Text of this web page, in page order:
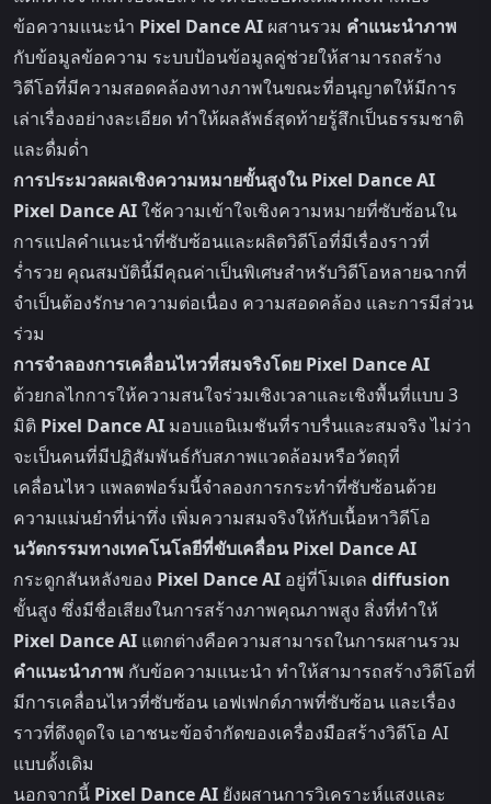
ข้อความแนะนำ Pixel Dance AI ผสานรวม คำแนะนำภาพ
กับข้อมูลข้อความ ระบบป้อนข้อมูลคู่ช่วยให้สามารถสร้าง
วิดีโอที่มีความสอดคล้องทางภาพในขณะที่อนุญาตให้มีการ
เล่าเรื่องอย่างละเอียด ทำให้ผลลัพธ์สุดท้ายรู้สึกเป็นธรรมชาติ
และดื่มด่ำ
การประมวลผลเชิงความหมายขั้นสูงใน Pixel Dance AI
Pixel Dance AIใช้ความเข้าใจเชิงความหมายที่ซับซ้อนใน
การแปลคำแนะนำที่ซับซ้อนและผลิตวิดีโอที่มีเรื่องราวที่
ร่ำรวย คุณสมบัตินี้มีคุณค่าเป็นพิเศษสำหรับวิดีโอหลายฉากที่
จำเป็นต้องรักษาความต่อเนื่อง ความสอดคล้อง และการมีส่วน
ร่วม
การจำลองการเคลื่อนไหวที่สมจริงโดย Pixel Dance AI
ด้วยกลไกการให้ความสนใจร่วมเชิงเวลาและเชิงพื้นที่แบบ 3
มิติ Pixel Dance AI มอบแอนิเมชันที่ราบรื่นและสมจริง ไม่ว่า
จะเป็นคนที่มีปฏิสัมพันธ์กับสภาพแวดล้อมหรือวัตถุที่
เคลื่อนไหว แพลตฟอร์มนี้จำลองการกระทำที่ซับซ้อนด้วย
ความแม่นยำที่น่าทึ่ง เพิ่มความสมจริงให้กับเนื้อหาวิดีโอ
นวัตกรรมทางเทคโนโลยีที่ขับเคลื่อน Pixel Dance AI
กระดูกสันหลังของ Pixel Dance AI อยู่ที่โมเดล diffusion
ขั้นสูง ซึ่งมีชื่อเสียงในการสร้างภาพคุณภาพสูง สิ่งที่ทำให้
Pixel Dance AI แตกต่างคือความสามารถในการผสานรวม
คำแนะนำภาพ กับข้อความแนะนำ ทำให้สามารถสร้างวิดีโอที่
มีการเคลื่อนไหวที่ซับซ้อน เอฟเฟกต์ภาพที่ซับซ้อน และเรื่อง
ราวที่ดึงดูดใจ เอาชนะข้อจำกัดของเครื่องมือสร้างวิดีโอ AI
แบบดั้งเดิม
นอกจากนี้ Pixel Dance AI ยังผสานการวิเคราะห์แสงและ